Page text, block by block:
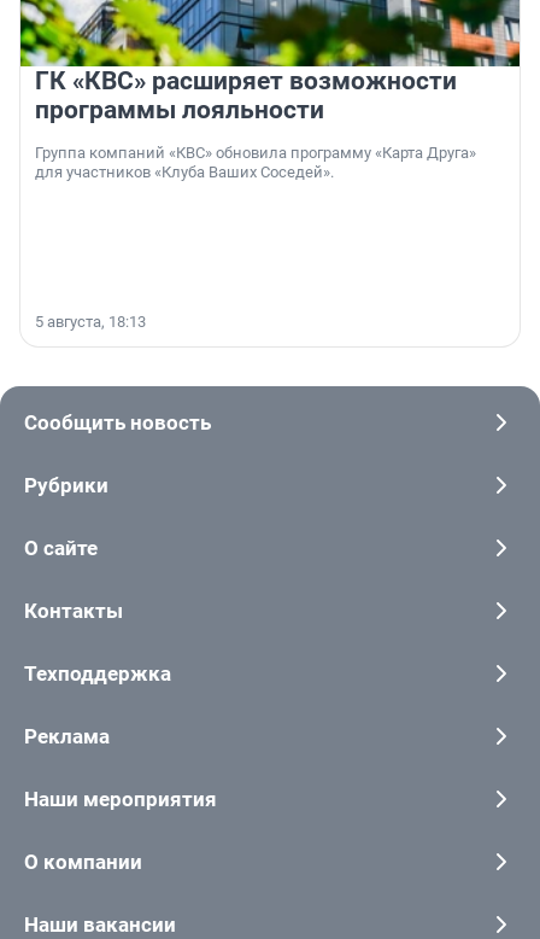
ГК «КВС» расширяет возможности
программы лояльности
Группа компаний «КВС» обновила программу «Карта Друга»
для участников «Клуба Ваших Соседей».
5 августа, 18:13
Сообщить новость
Рубрики
О сайте
Контакты
Техподдержка
Реклама
Наши мероприятия
О компании
Наши вакансии